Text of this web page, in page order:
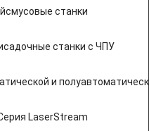
станки
станки с ЧПУ
и
LaserStream